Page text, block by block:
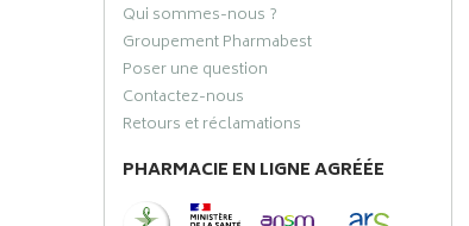
Qui sommes-nous ?
Groupement Pharmabest
Poser une question
Contactez-nous
Retours et réclamations
PHARMACIE EN LIGNE AGRÉÉE